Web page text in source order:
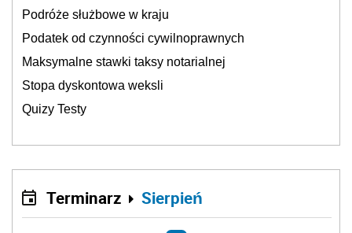
Podróże służbowe w kraju
Podatek od czynności cywilnoprawnych
Maksymalne stawki taksy notarialnej
Stopa dyskontowa weksli
Quizy Testy
Terminarz Sierpień